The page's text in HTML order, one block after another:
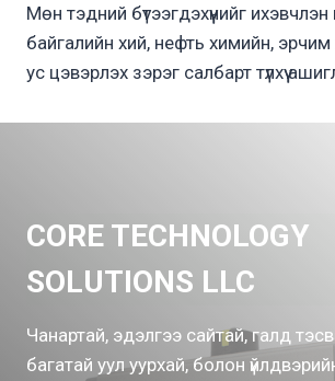
Мөн тэдний бүтээгдэхүүнийг
байгалийн хий, нефть химийн, эрчим
ус цэвэрлэх зэрэг салбарт түлхүү
CORE TECHNOLOGY
SOLUTIONS LLC
Чанартай, эдэлгээ сайтай, галд
багатай уул уурхай, болон